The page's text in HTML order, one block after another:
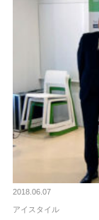
2018.06.07
アイスタイル